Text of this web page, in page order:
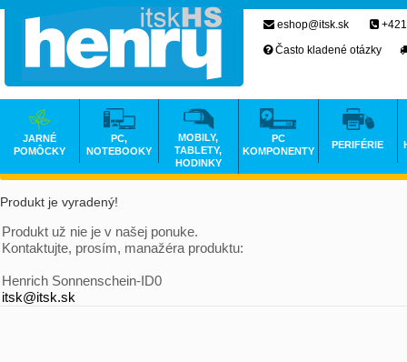
Produkt je vyradený!
Produkt už nie je v našej ponuke.
Kontaktujte, prosím, manažéra produktu:
Henrich Sonnenschein-ID0
itsk@itsk.sk
eshop@itsk.sk
Často kladené otázky
JARNÉ
POMÔCKY
PC,
NOTEBOOKY
MOBILY,
TABLETY,
HODINKY
PC
KOMPONENTY
PERIFÉRIE